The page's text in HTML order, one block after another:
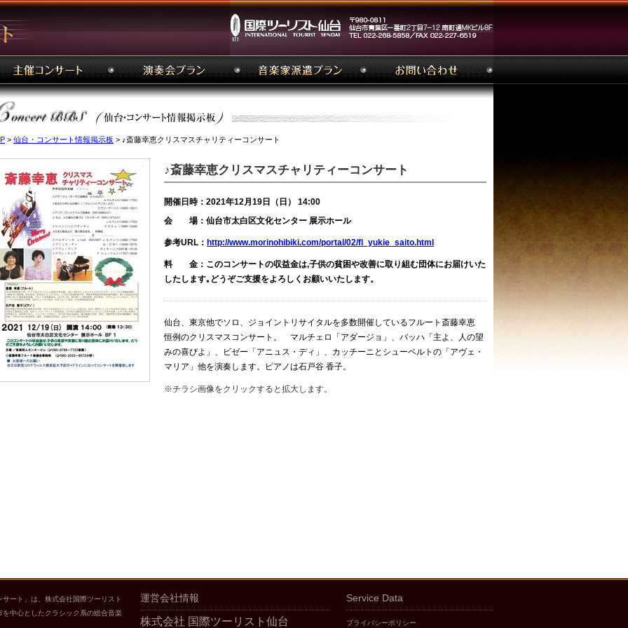
> 仙台・コンサート情報掲示板 > ♪斎藤幸恵クリスマスチャリティーコンサート
♪斎藤幸恵クリスマスチャリティーコンサート
開催日時：2021年12月19日（日） 14:00
会 場：仙台市太白区文化センター 展示ホール
参考URL： http://www.morinohibiki.com/portal/02/fl_yukie_saito.html
料 金：このコンサートの収益金は,子供の貧困や改善に取り組む団体にお届けいた
したします｡どうぞご支援をよろしくお顧いいたします。
仙台、東京他でソロ、ジョイントリサイタルを多数開催しているフルート斎藤幸恵
恒例のクリスマスコンサート。 マルチェロ「アダージョ」、バッハ「主よ、人の望
みの喜びよ」、ビゼー「アニュス・ディ」、カッチーニとシューベルトの「アヴェ・
マリア」他を演奏します。ピアノは石戸谷 香子。
※チラシ画像をクリックすると拡大します。
ート」は、株式会社国際ツーリスト
を中心としたクラシック系の総合音楽
運営会社情報
株式会社 国際ツーリスト仙台
Service Data
プライバシーポリシー